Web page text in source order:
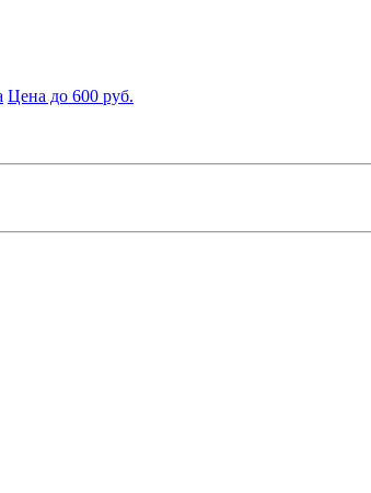
Цена до 600 руб.